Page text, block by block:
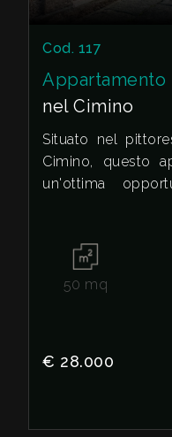
Cod. 117
Appartamento
nel Cimino
Situato nel
Cimino, questo
un'ottima
L'immobile si
riservata, a pochi
L'appartamento,
angolo cottura
Lo stato di
50 mq
€ 28.000